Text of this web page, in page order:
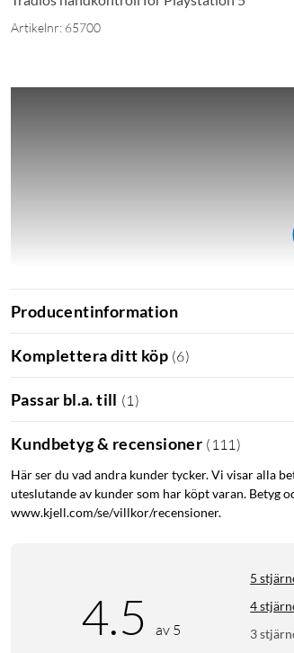
Artikelnr: 65700
Producentinformation
Komplettera ditt köp (6)
Passar bl.a. till (1 )
Kundbetyg & recensioner ( 111 )
Här ser du vad andra kunder tycker. Vi visar alla
uteslutande av kunder som har köpt varan. Betyg
www.kjell.com/se/villkor/recensioner.
4.5 av 5
5
4
3